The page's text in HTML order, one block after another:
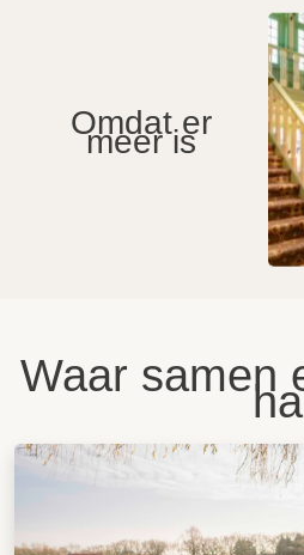
Omdat er
meer is
Waar samen